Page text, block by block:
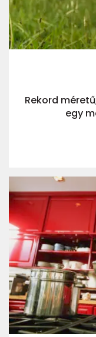
Rekord
egy